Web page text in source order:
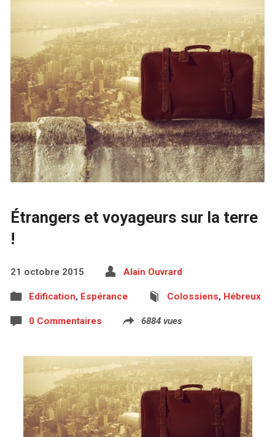
Étrangers et voyageurs sur la terre
!
21 octobre 2015 Alain Ouvrard
Edification, Espérance Colossiens, Hébreux
0 Commentaires 6884 vues